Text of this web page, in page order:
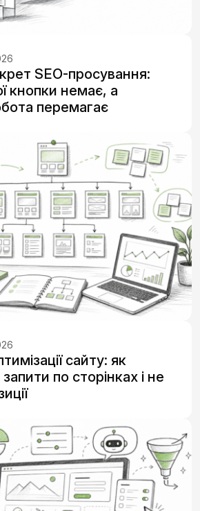
SEO-просування:
кнопки немає, а
перемагає
сайту: як
по сторінках і не